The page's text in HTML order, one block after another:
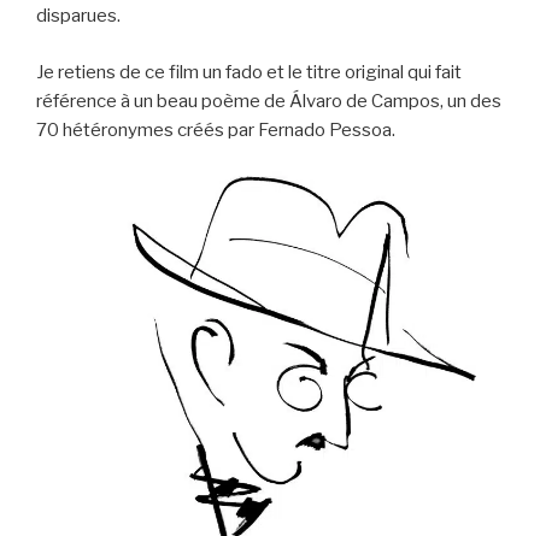
disparues.
Je retiens de ce film un fado et le titre original qui fait
référence à un beau poème de Álvaro de Campos, un des
70 hétéronymes créés par Fernado Pessoa.